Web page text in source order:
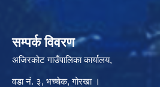
सम्पर्क विवरण
अजिरकोट गाउँपालिका कार्यालय,
वडा नं. ३, भच्चेक, गोरखा ।